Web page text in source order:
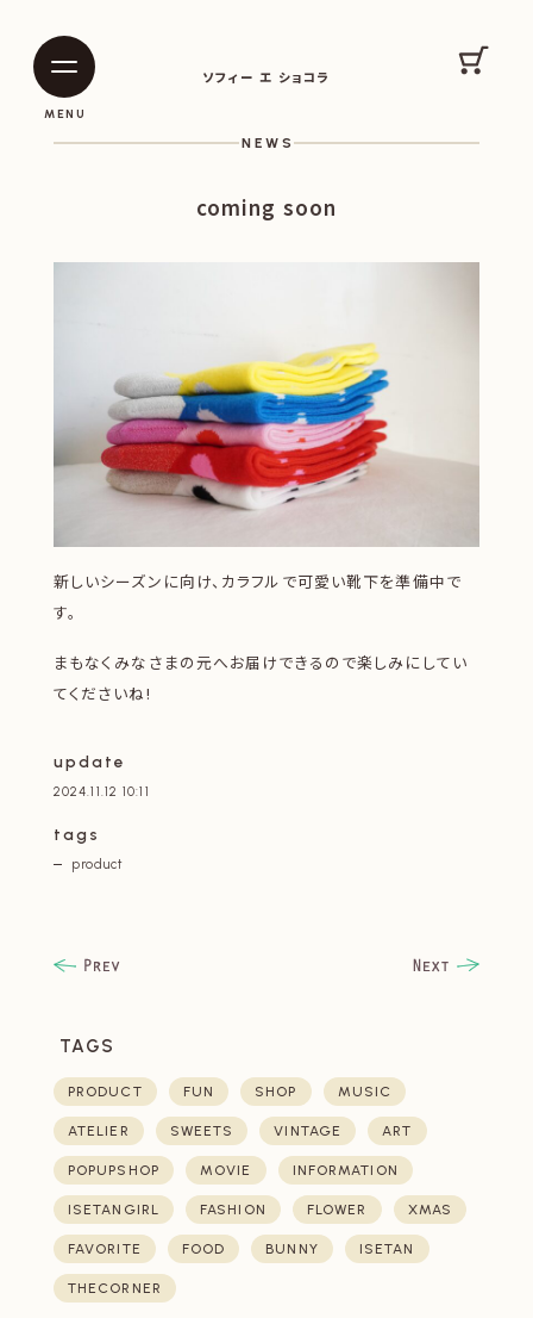
ソフィー エ ショコラ
MENU
カー
NEWS
coming soon
新しいシーズンに向け、カラフルで可愛い靴下を準備中で
す。
まもなくみなさまの元へお届けできるので楽しみにしてい
てくださいね!
update
2024.11.12 10:11
tags
product
TAGS
PRODUCT FUN SHOP MUSIC
ATELIER SWEETS VINTAGE ART
POPUPSHOP MOVIE INFORMATION
ISETANGIRL FASHION FLOWER XMAS
FAVORITE FOOD BUNNY ISETAN
THECORNER